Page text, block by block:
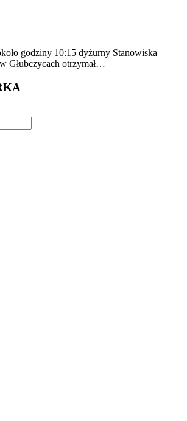
godziny 10:15 dyżurny Stanowiska
Głubczycach otrzymał…